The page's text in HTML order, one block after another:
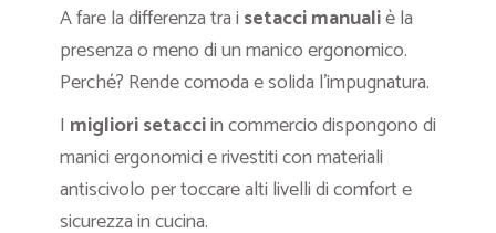
A fare la differenza tra i setacci manualiè la
presenza o meno di un manico ergonomico.
Perché? Rende comoda e solida l’impugnatura.
I migliori setacciin commercio dispongono di
manici ergonomici e rivestiti con materiali
antiscivolo per toccare alti livelli di comfort e
sicurezza in cucina.